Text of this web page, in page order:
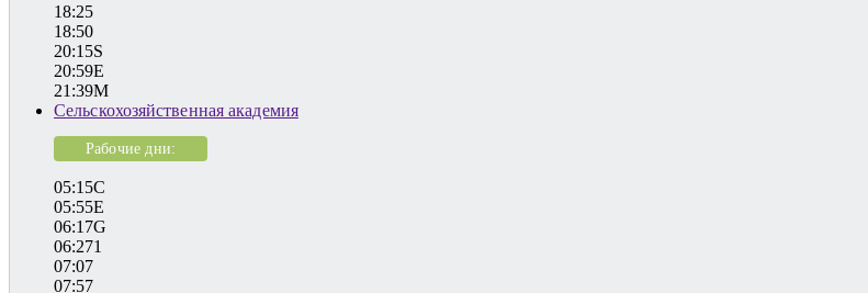
18:25
18:50
20:15S
20:59E
21:39M
Сельскохозяйственная академия
Рабочие дни:
05:15C
05:55E
06:17G
06:271
07:07
07:57